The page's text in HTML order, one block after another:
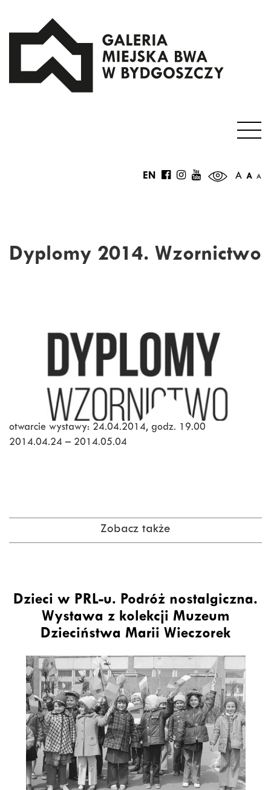
A A A
EN
Dyplomy 2014. Wzornictwo
otwarcie wystawy: 24.04.2014, godz. 19.00
2014.04.24 – 2014.05.04
Zobacz także
Dzieci w PRL-u. Podróż nostalgiczna.
Wystawa z kolekcji Muzeum
Dzieciństwa Marii Wieczorek